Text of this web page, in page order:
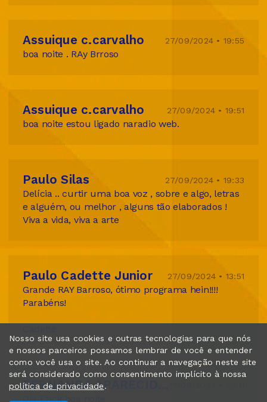
Assuique c.carvalho 27/09/2024 • 19:55
boa noite . RAy Brroso
Assuique c.carvalho 27/09/2024 • 19:51
boa noite estou ligado naradio web.
Paulo Silas 27/09/2024 • 19:33
Delícia .. curtir uma boa voz , sobre e algo, letras
e alguém, ou melhor , alguns tão elaborados !
Viva a vida, viva a arte
Paulo Cadette Junior 27/09/2024 • 13:51
Grande RAY Barroso, ótimo programa hein!!!!
Parabéns!
Olá Erick boa noite
Nosso site usa cookies e outras tecnologias para que nós
e nossos parceiros possamos lembrar de você e entender
como você usa o site. Ao continuar a navegação neste site
será considerado como consentimento implícito à nossa
política de privacidade.